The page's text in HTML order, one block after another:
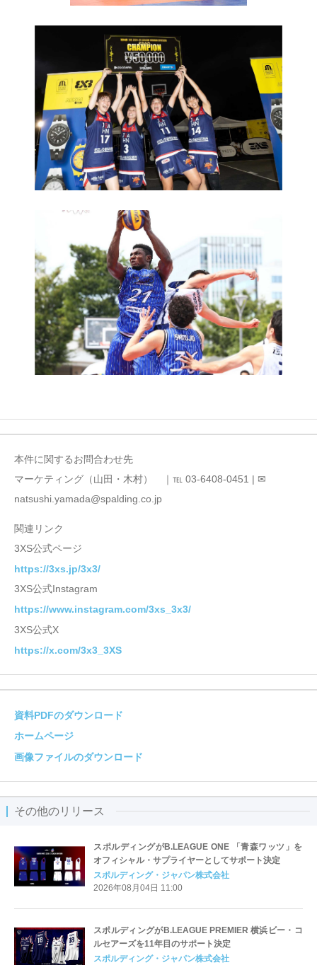
本件に関するお問合わせ先
マーケティング（山田・木村） ｜℡ 03-6408-0451 | ✉
natsushi.yamada@spalding.co.jp
関連リンク
3XS公式ページ
https://3xs.jp/3x3/
3XS公式Instagram
https://www.instagram.com/3xs_3x3/
3XS公式X
https://x.com/3x3_3XS
資料PDFのダウンロード
ホームページ
画像ファイルのダウンロード
その他のリリース
スポルディングがB.LEAGUE ONE 「青森ワッツ」を
オフィシャル・サプライヤーとしてサポート決定
スポルディング・ジャパン株式会社
2026年08月04日 11:00
スポルディングがB.LEAGUE PREMIER 横浜ビー・コ
ルセアーズを11年目のサポート決定
スポルディング・ジャパン株式会社